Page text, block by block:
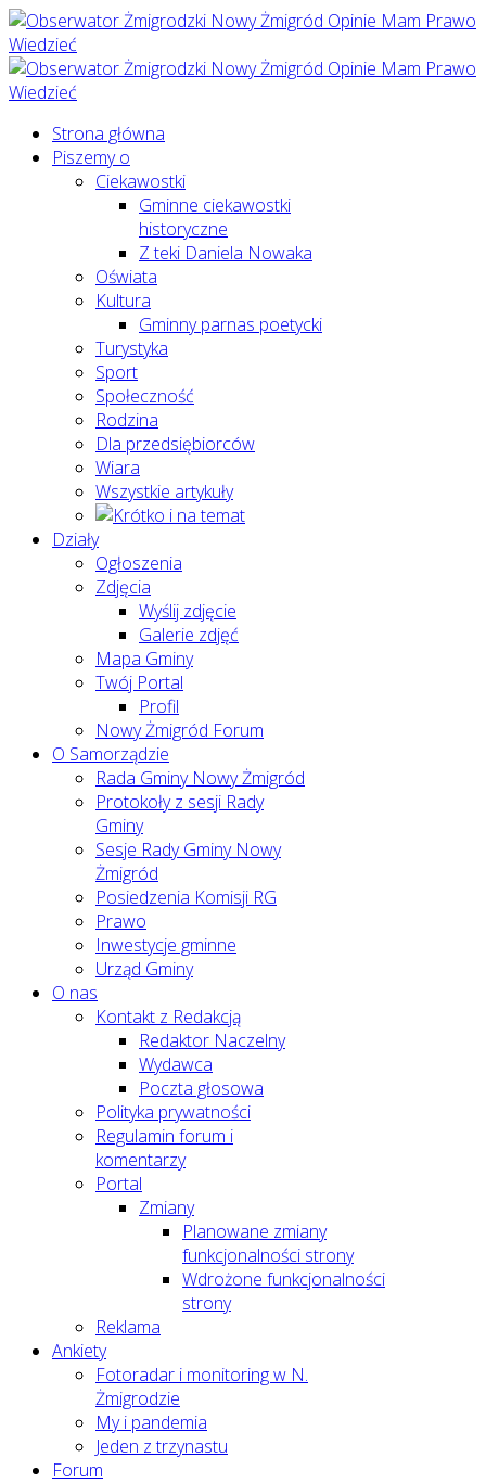
Strona główna
Piszemy o
Ciekawostki
Gminne ciekawostki
historyczne
Z teki Daniela Nowaka
Oświata
Kultura
Gminny parnas poetycki
Turystyka
Sport
Społeczność
Rodzina
Dla przedsiębiorców
Wiara
Wszystkie artykuły
Działy
Ogłoszenia
Zdjęcia
Wyślij zdjęcie
Galerie zdjęć
Mapa Gminy
Twój Portal
Profil
Nowy Żmigród Forum
O Samorządzie
Rada Gminy Nowy Żmigród
Protokoły z sesji Rady
Gminy
Sesje Rady Gminy Nowy
Żmigród
Posiedzenia Komisji RG
Prawo
Inwestycje gminne
Urząd Gminy
O nas
Kontakt z Redakcją
Redaktor Naczelny
Wydawca
Poczta głosowa
Polityka prywatności
Regulamin forum i
komentarzy
Portal
Zmiany
Planowane zmiany
funkcjonalności strony
Wdrożone funkcjonalności
strony
Reklama
Ankiety
Fotoradar i monitoring w N.
Żmigrodzie
My i pandemia
Jeden z trzynastu
Forum